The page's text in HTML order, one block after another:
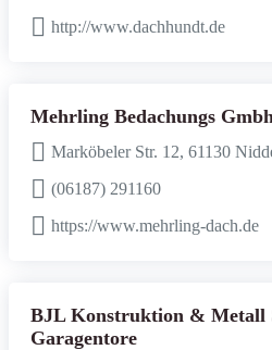
http://www.dachhundt.de
Mehrling Bedachungs
Marköbeler Str. 12, 61130
(06187) 291160
https://www.mehrling-dach.de
BJL Konstruktion & Metall
Garagentore